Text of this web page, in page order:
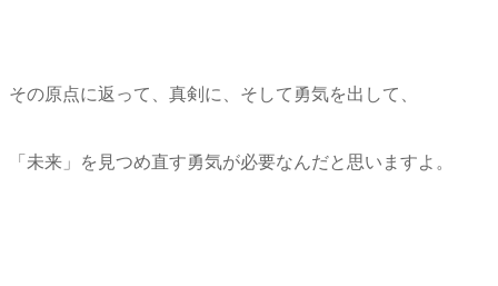
その原点に返って、真剣に、そして勇気を出して、
「未来」を見つめ直す勇気が必要なんだと思いますよ。